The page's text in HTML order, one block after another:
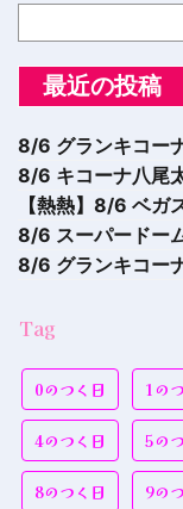
最近の投稿
8/6 グランキコー
8/6 キコーナ八尾
【熱熱】8/6 ベガ
8/6 スーパードー
8/6 グランキコー
Tag
0のつく日 1の
4のつく日 5の
8のつく日 9の